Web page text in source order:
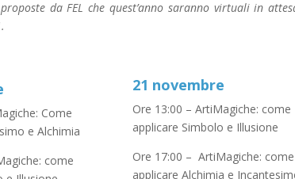
da FEL che quest’anno saranno virtuali in
Come
e Alchimia
come
21 novembre
Ore 13:00 – ArtiMagiche: come
applicare Simbolo e Illusione
Ore 17:00 – ArtiMagiche: come
applicare Alchimia e